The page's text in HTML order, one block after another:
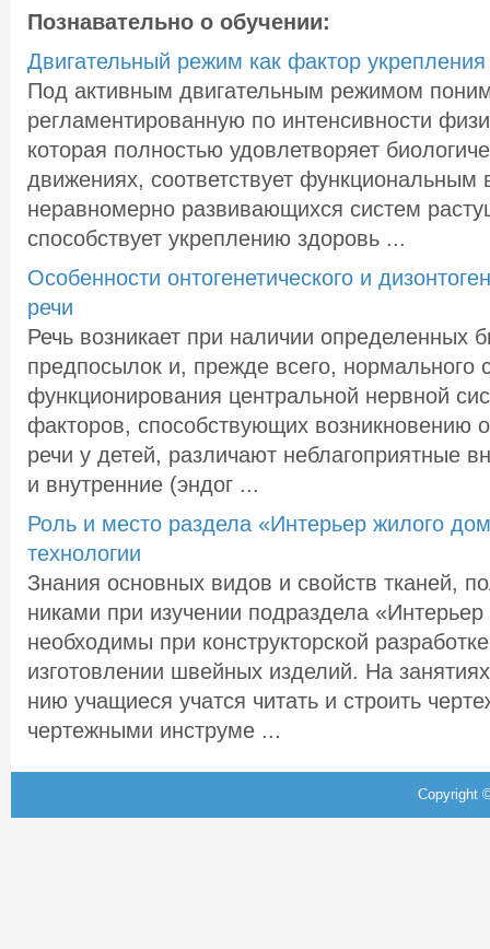
Познавательно о обучении:
Двигательный режим как фактор
Под активным двигательным режимом
регламентированную по интенсивности
которая полностью удовлетворяет
движениях, соответствует функциональным
неравномерно развивающихся систем
способствует укреплению здоровь ...
Особенности онтогенетического и
речи
Речь возникает при наличии определенных
предпосылок и, прежде всего, нормального
функционирования центральной нервной
факторов, способствующих возникновению
речи у детей, различают неблагоприятные
и внутренние (эндог ...
Роль и место раздела «Интерьер жилого
технологии
Знания основных видов и свойств тканей,
никами при изучении подраздела
необходимы при конструкторской
изготовлении швейных изделий. На
нию учащиеся учатся читать и строить
чертежными инструме ...
Copyright